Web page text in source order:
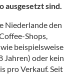
ausgesetzt sind.
Niederlande den
Shops,
beispielsweise
Jahren) oder kein
pro Verkauf. Seit